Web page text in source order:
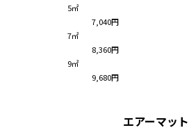
5㎡
7,040円
7㎡
8,360円
9㎡
9,680円
エアーマット